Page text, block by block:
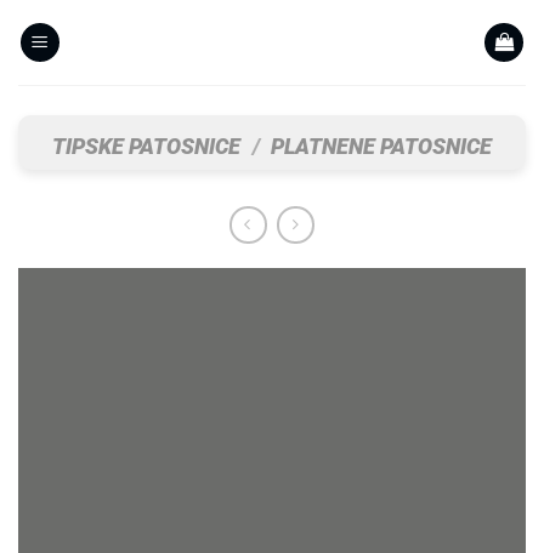
TIPSKE PATOSNICE / PLATNENE PATOSNICE